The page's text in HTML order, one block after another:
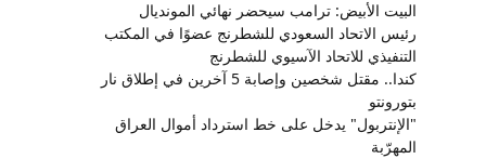
البيت الأبيض: ترامب سيحضر نهائي المونديال
رئيس الاتحاد السعودي للشطرنج عضوًا في المكتب
التنفيذي للاتحاد الآسيوي للشطرنج
كندا.. مقتل شخصين وإصابة 5 آخرين في إطلاق نار
بتورونتو
"الإنتربول" يدخل على خط استرداد أموال العراق
المهرّبة